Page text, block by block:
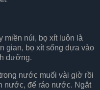
núi, bọ xít luôn là
gian, bọ xít sống dựa vào
dưỡng.
nước muối vài giờ rồi
nước, để ráo nước. Ngắt